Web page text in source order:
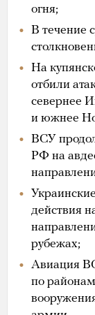
огня;
В течение
На
отбили
севернее
и южнее
ВСУ
РФ на
действия
рубежах;
Авиация
по районам